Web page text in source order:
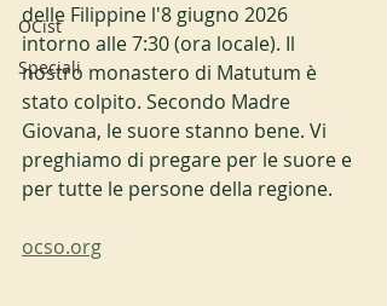
OCist
Speciali
delle Filippine l'8 giugno 2026
intorno alle 7:30 (ora locale). Il
nostro monastero di Matutum è
stato colpito. Secondo Madre
Giovana, le suore stanno bene. Vi
preghiamo di pregare per le suore e
per tutte le persone della regione.
ocso.org